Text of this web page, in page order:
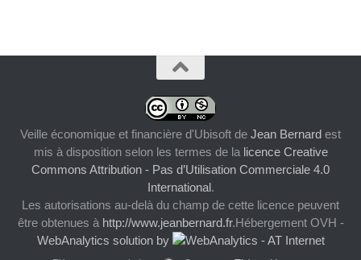
Veille économique et financière d'Ubisoft de Jean Bernard est
mis à disposition selon les termes de la licence Creative
Commons Attribution - Pas d’Utilisation Commerciale 4.0
International.
Les autorisations au-delà du champ de cette licence peuvent
être obtenues à http://www.jeanbernard.fr.Hébergement OVH -
WebAnalytics solution by